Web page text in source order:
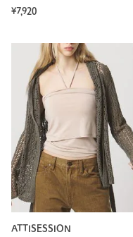
¥7,920
ATTISESSION